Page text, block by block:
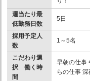
週当たり最
低勤務日数
5日
採用予定人
数
1～5名
こだわり選
択 働く時
間
早朝の仕事
らの仕事